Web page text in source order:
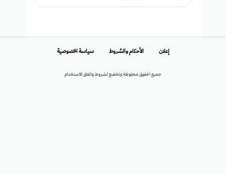
جميع الحقوق محفوظة وتخضع لشروط واتفاق الاستخدام
إعلان الأحكام والشروط سياسة الخصوصية